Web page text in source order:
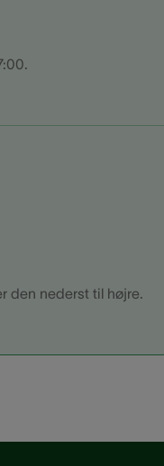
den nederst til højre.